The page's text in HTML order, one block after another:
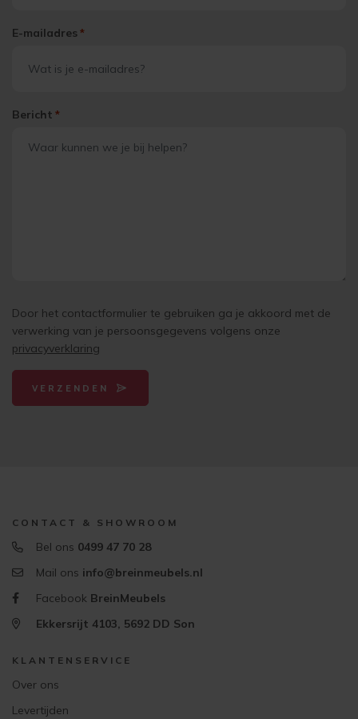
E-mailadres *
Bericht *
Door het contactformulier te gebruiken ga je akkoord met de
verwerking van je persoonsgegevens volgens onze
privacyverklaring
VERZENDEN
CONTACT & SHOWROOM
Bel ons 0499 47 70 28
Mail ons info@breinmeubels.nl
Facebook BreinMeubels
Ekkersrijt 4103, 5692 DD Son
KLANTENSERVICE
Over ons
Levertijden